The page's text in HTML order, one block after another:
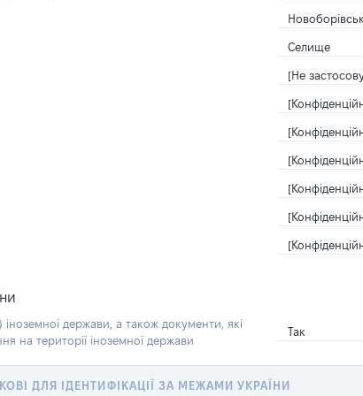
Селище
[Не
іноземної держави, а також документи, які
на території іноземної держави
Так
ДЛЯ ІДЕНТИФІКАЦІЇ ЗА МЕЖАМИ УКРАЇНИ